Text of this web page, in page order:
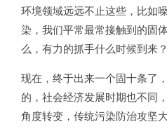
环境领域远远不止这些，比如
染，我们平常最常接触到的固
么，有力的抓手什么时候到来？
现在，终于出来一个固十条了
的，社会经济发展时期也不同
角度转变，传统污染防治攻坚